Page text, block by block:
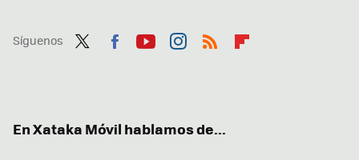
Síguenos
En Xataka Móvil hablamos de...